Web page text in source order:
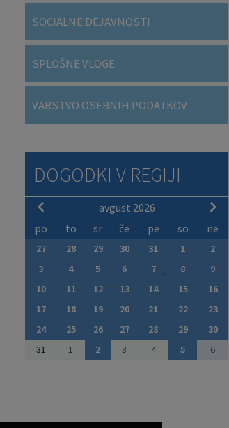
SOCIALNE DEJAVNOSTI
SPLOŠNE VLOGE
VARSTVO OSEBNIH PODATKOV
DOGODKI V REGIJI
avgust 2026
po
to sr če pe so ne
27 28 29 30 31 1
2
3
4 5 6 7 8
9
10
11 12 13 14 15
16
17
18 19 20 21 22
23
24
25 26 27 28 29
30
31
1 2 3 4 5 6